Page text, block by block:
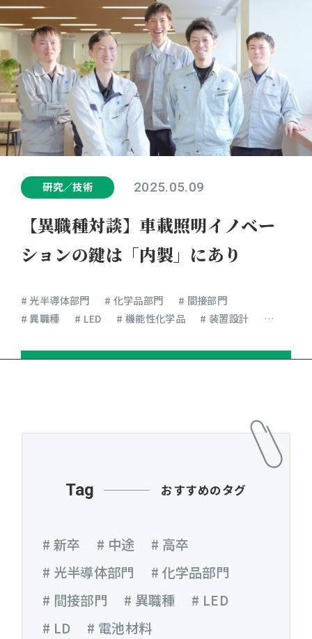
研究／技術 2025.05.09
【異職種対談】車載照明イノベー
ションの鍵は「内製」にあり
# 光半導体部門 # 化学品部門
# 間接部門
# 異職種
# LED # 機能性化学品
# 装置設計
Tag おすすめのタグ
# 新卒 # 中途
# 高卒
# 光半導体部門
# 化学品部門
# 間接部門
# 異職種
# LED
# LD
# 電池材料